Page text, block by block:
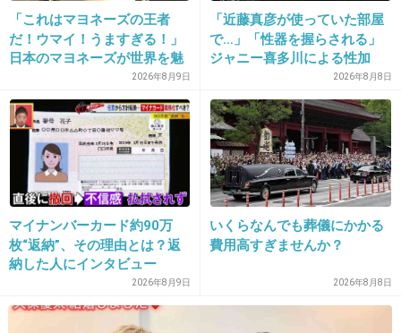
2026/07/08(水) 20:44:14
>>1
世界には警察官必要だよ。
+4 -1
31. 匿名 2026/07/08(水) 20:44:23
あの時の銃弾ちゃんと当たればよかったのに
2件の返信
「これはマヨネーズの王者
だ！ウマイ！うますぎる！」
日本のマヨネーズが世界を魅
了 「ソース類」の輸出額が
過去最高を更新 人気の裏に
は卵黄のコク
2026年8月9日
「近藤真彦が使っていた部屋
で…」「性器を握らされる」
ジャニー喜多川による性加
害、語り始めた被害者たち
《徹底取材の裏側》
2026年8月8日
マイナンバーカード約90万
枚“返納”、その理由とは？返
納した人にインタビュー
2026年8月9日
いくらなんでも葬儀にかかる
費用高すぎませんか？
2026年8月8日